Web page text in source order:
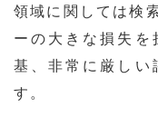
領域に関しては検
ーの大きな損失
基、非常に厳しい
す。